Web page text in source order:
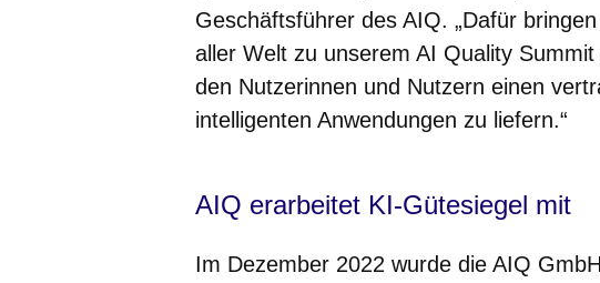
Geschäftsführer des AIQ. „Dafür
aller Welt zu unserem AI Quality
den Nutzerinnen und Nutzern einen
intelligenten Anwendungen zu liefern.“
AIQ erarbeitet KI-Gütesiegel mit
Im Dezember 2022 wurde die AIQ